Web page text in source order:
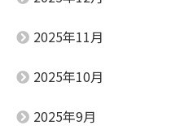
2025年11月
2025年10月
2025年9月